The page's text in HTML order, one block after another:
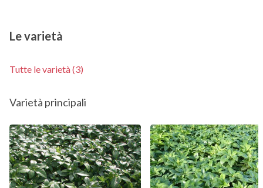
Le varietà
Tutte le varietà (3)
Varietà principali